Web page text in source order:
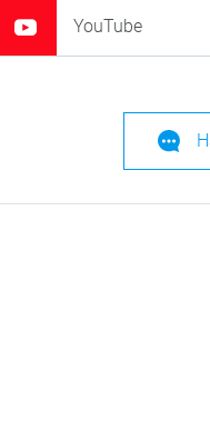
YouTube